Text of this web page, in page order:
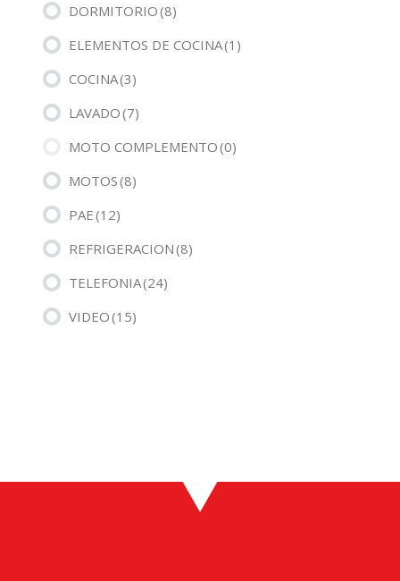
DORMITORIO(8)
ELEMENTOS DE COCINA(1)
COCINA(3)
LAVADO(7)
MOTO COMPLEMENTO(0)
MOTOS(8)
PAE(12)
REFRIGERACION(8)
TELEFONIA(24)
VIDEO(15)